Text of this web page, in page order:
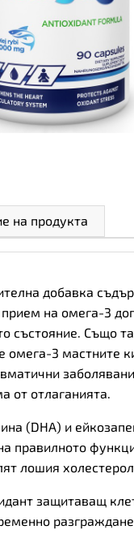
на продукта
добавка
на омега-3
състояние. Също
омега-3 мастните
от отлаганията.
(DHA) и
правилното
лошия
защитаващ